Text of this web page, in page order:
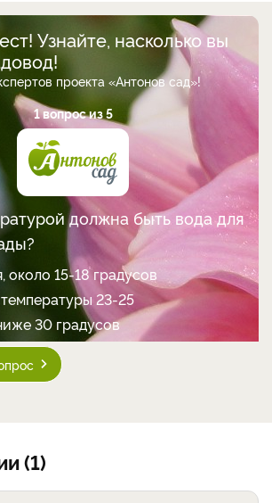
Узнайте, насколько вы
проекта «Антонов сад»!
1 вопрос из 5
должна быть вода для
около 15-18 градусов
23-25
30 градусов
(1)